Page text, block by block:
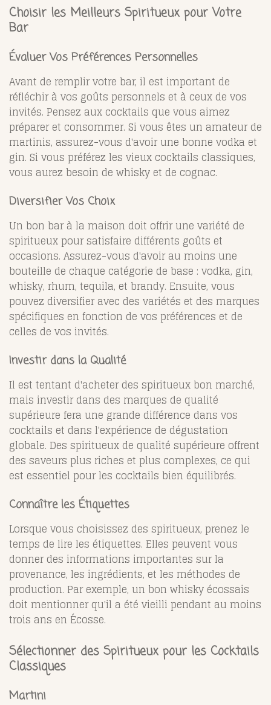
Choisir les Meilleurs Spiritueux pour Votre
Bar
Évaluer Vos Préférences Personnelles
Avant de remplir votre bar, il est important de
réfléchir à vos goûts personnels et à ceux de vos
invités. Pensez aux cocktails que vous aimez
préparer et consommer. Si vous êtes un amateur de
martinis, assurez-vous d'avoir une bonne vodka et
gin. Si vous préférez les vieux cocktails classiques,
vous aurez besoin de whisky et de cognac.
Diversifier Vos Choix
Un bon bar à la maison doit offrir une variété de
spiritueux pour satisfaire différents goûts et
occasions. Assurez-vous d'avoir au moins une
bouteille de chaque catégorie de base : vodka, gin,
whisky, rhum, tequila, et brandy. Ensuite, vous
pouvez diversifier avec des variétés et des marques
spécifiques en fonction de vos préférences et de
celles de vos invités.
Investir dans la Qualité
Il est tentant d'acheter des spiritueux bon marché,
mais investir dans des marques de qualité
supérieure fera une grande différence dans vos
cocktails et dans l'expérience de dégustation
globale. Des spiritueux de qualité supérieure offrent
des saveurs plus riches et plus complexes, ce qui
est essentiel pour les cocktails bien équilibrés.
Connaître les Étiquettes
Lorsque vous choisissez des spiritueux, prenez le
temps de lire les étiquettes. Elles peuvent vous
donner des informations importantes sur la
provenance, les ingrédients, et les méthodes de
production. Par exemple, un bon whisky écossais
doit mentionner qu'il a été vieilli pendant au moins
trois ans en Écosse.
Sélectionner des Spiritueux pour les Cocktails
Classiques
Martini